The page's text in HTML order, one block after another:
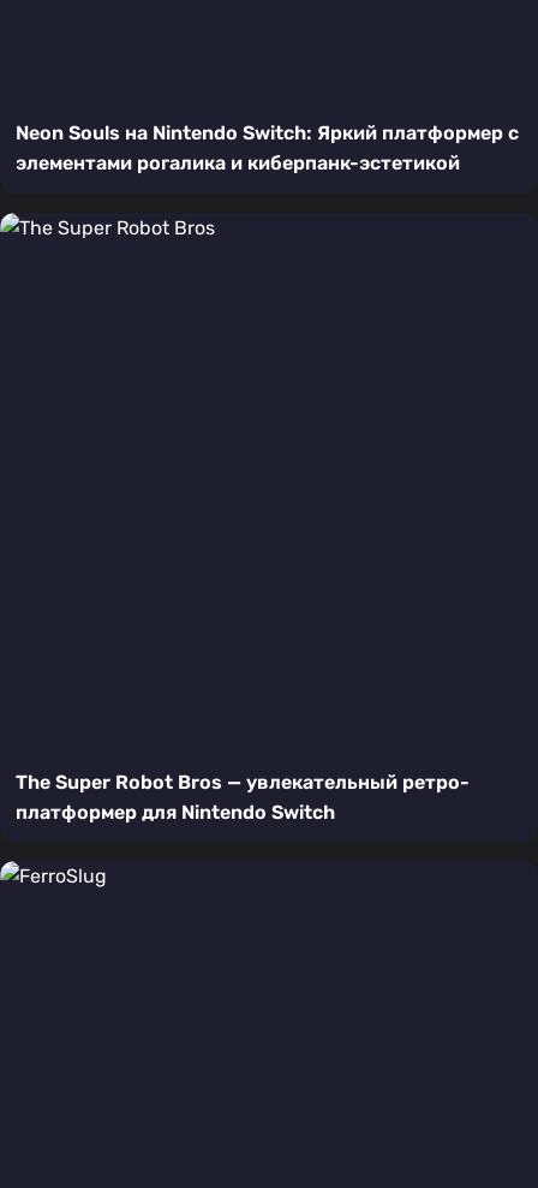
Neon Souls на Nintendo Switch: Яркий платформер с
элементами рогалика и киберпанк-эстетикой
The Super Robot Bros — увлекательный ретро-
платформер для Nintendo Switch